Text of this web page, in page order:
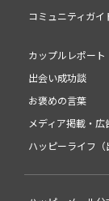
コミュニティガイ
カップルレポート
出会い成功談
お褒めの言葉
メディア掲載・広
ハッピーライフ（